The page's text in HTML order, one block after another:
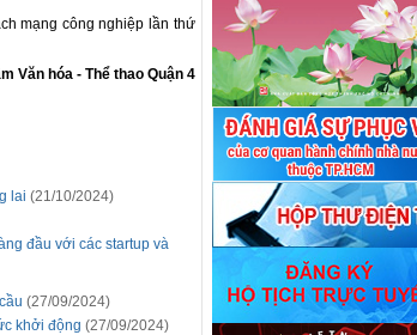
mạng công nghiệp lần thứ
Văn hóa - Thể thao Quận 4
lai (21/10/2024)
đầu với các startup và
(27/09/2024)
khởi động (27/09/2024)